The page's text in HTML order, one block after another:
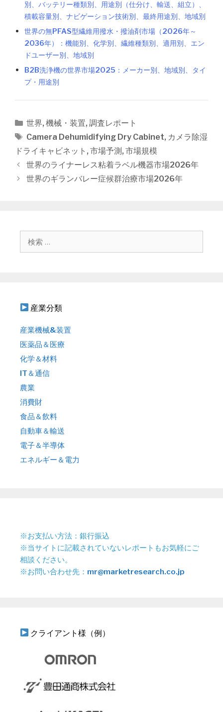
別、バッテリー種類別、用途別（仕分け、輸送、組立）、
積載容量別、ナビゲーション技術別、最終用途別、地域別
世界の無PFAS型繊維用撥水・撥油剤市場（2026年～
2036年）：機能別、化学別、繊維種類別、適用別、エン
ドユーザー別、地域別
B2B洗浄機の世界市場2025：メーカー別、地域別、タイ
プ・用途別
カ
テ
ゴ
リ
ー
世界, 機械・装置, 調査レポート
タ
グ
Camera Dehumidifying Dry Cabinet, カメラ除湿
ドライキャビネット , 市場予測 , 市場規模
投
稿
世界のライナーレス粘着ラベル機器市場2026年
世界のギランバレー症候群治療市場2026年
産業分類
産業機械&装置
医薬品＆医療
化学＆材料
IT＆通信
農業
消費財
食品＆飲料
自動車＆輸送
電子＆半導体
エネルギー＆電力
※お支払い方法：銀行振込
※当サイトに記載されていないレポートもお気軽にご
相談ください。
※お問い合わせ先： mr@marketresearch.co.jp
クライアント様（例）